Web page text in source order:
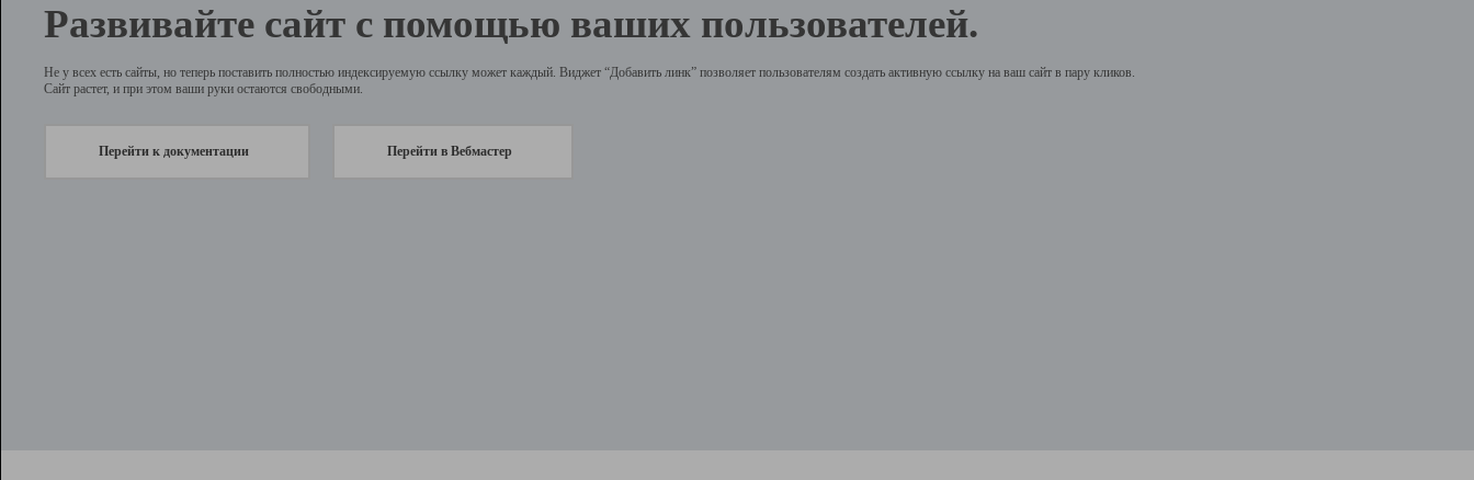
Развивайте сайт с помощью ваших пользователей.
Не у всех есть сайты, но теперь поставить полностью индексируемую ссылку может каждый. Виджет “Добавить линк” позволяет пользователям создать активную ссылку на ваш сайт в пару кликов.
Сайт растет, и при этом ваши руки остаются свободными.
Перейти к документации Перейти в Вебмастер